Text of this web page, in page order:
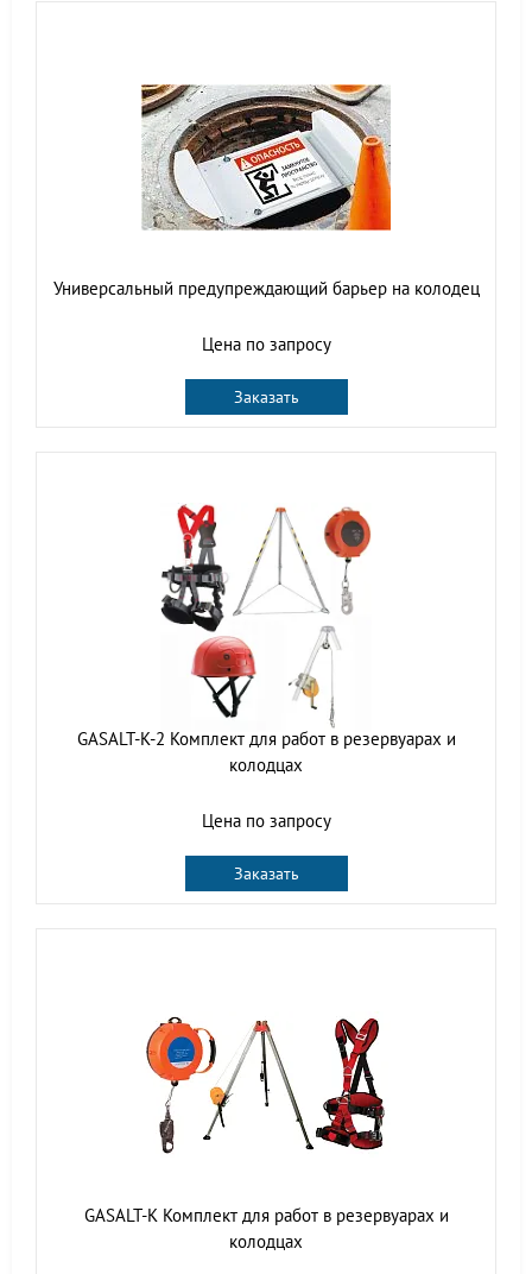
Универсальный предупреждающий барьер на колодец
Цена по запросу
Заказать
GASALT-K-2 Комплект для работ в резервуарах и
колодцах
Цена по запросу
Заказать
GASALT-K Комплект для работ в резервуарах и
колодцах